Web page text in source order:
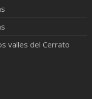
valles del Cerrato